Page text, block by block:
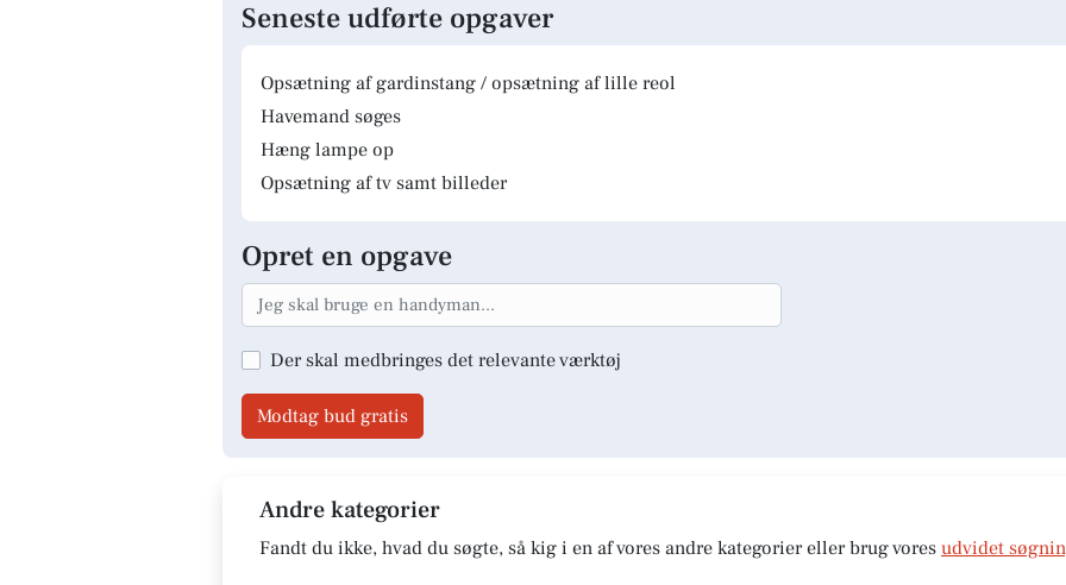
Seneste udførte opgaver
Opsætning af gardinstang / opsætning af lille reol
Havemand søges
Hæng lampe op
Opsætning af tv samt billeder
Opret en opgave
Der skal medbringes det relevante værktøj
Modtag bud gratis
Andre kategorier
Fandt du ikke, hvad du søgte, så kig i en af vores andre kategorier eller brug vores udvidet